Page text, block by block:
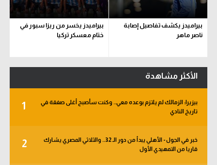
بيراميدز يكشف تفاصيل إصابة
ناصر ماهر
بيراميدز يخسر من ريزا سبور في
ختام معسكر تركيا
الأكثر مشاهدة
1
بيزيرا: الزمالك لم يلتزم بوعده معي.. وكنت سأصبح أغلى صفقة في
تاريخ النادي
2
خبر في الجول - الأهلي يبدأ من دور الـ 32.. والثلاثي المصري يشارك
قاريا من التمهيدي الأول